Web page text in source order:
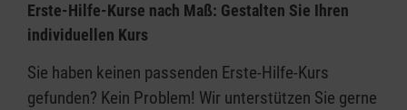
Erste-Hilfe-Kurse nach Maß: Gestalten Sie Ihren
individuellen Kurs
Sie haben keinen passenden Erste-Hilfe-Kurs
gefunden? Kein Problem! Wir unterstützen Sie gerne